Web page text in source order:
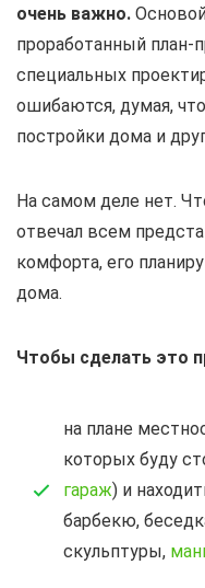
очень важно.
проработанный план-
специальных
ошибаются, думая,
постройки дома и
На самом деле нет.
отвечал всем
комфорта, его
дома.
Чтобы сделать это
на плане
которых буду
гараж) и
барбекю,
скульптуры,